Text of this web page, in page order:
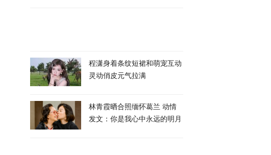
程潇身着条纹短裙和萌宠互动
灵动俏皮元气拉满
林青霞晒合照缅怀葛兰 动情
发文：你是我心中永远的明月